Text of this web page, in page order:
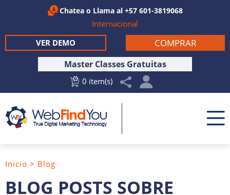
Chatea o Llama al +57 601-3819068
Internacional
Master Classes Gratuitas
0 item(s)
COMPRAR
VER DEMO
BLOG POSTS SOBRE
Inicio > Blog